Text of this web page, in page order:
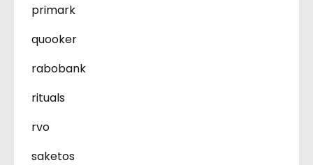
primark
quooker
rabobank
rituals
rvo
saketos